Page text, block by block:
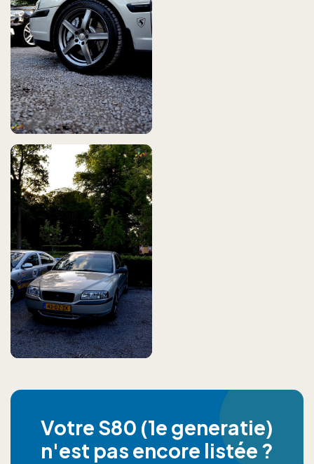
Votre S80 (1e generatie)
n'est pas encore listée ?